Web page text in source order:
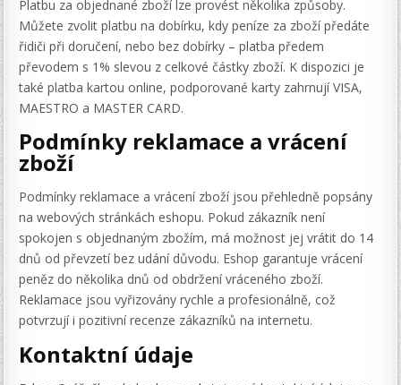
Platbu za objednané zboží lze provést několika způsoby.
Můžete zvolit platbu na dobírku, kdy peníze za zboží předáte
řidiči při doručení, nebo bez dobírky – platba předem
převodem s 1% slevou z celkové částky zboží. K dispozici je
také platba kartou online, podporované karty zahrnují VISA,
MAESTRO a MASTER CARD.
Podmínky reklamace a vrácení
zboží
Podmínky reklamace a vrácení zboží jsou přehledně popsány
na webových stránkách eshopu. Pokud zákazník není
spokojen s objednaným zbožím, má možnost jej vrátit do 14
dnů od převzetí bez udání důvodu. Eshop garantuje vrácení
peněz do několika dnů od obdržení vráceného zboží.
Reklamace jsou vyřizovány rychle a profesionálně, což
potvrzují i pozitivní recenze zákazníků na internetu.
Kontaktní údaje